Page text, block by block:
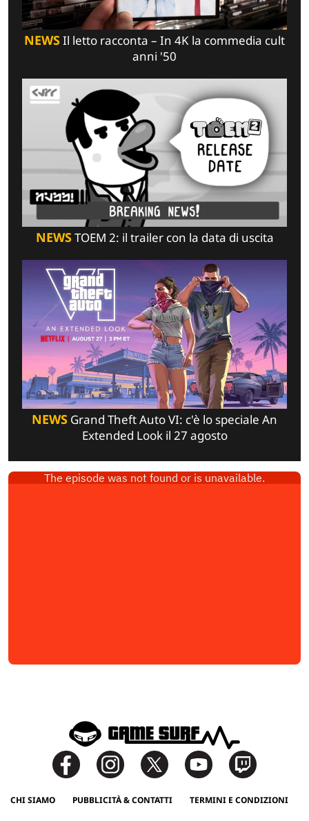
NEWSIl letto racconta – In 4K la commedia cult
anni '50
NEWSTOEM 2: il trailer con la data di uscita
NEWS Grand Theft Auto VI: c'è lo speciale An
Extended Look il 27 agosto
CHI SIAMO PUBBLICITÀ & CONTATTI TERMINI E CONDIZIONI